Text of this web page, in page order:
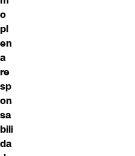
o
pl
en
a
re
sp
on
sa
bili
da